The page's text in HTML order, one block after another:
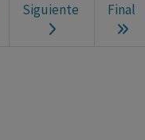
Siguiente
Final